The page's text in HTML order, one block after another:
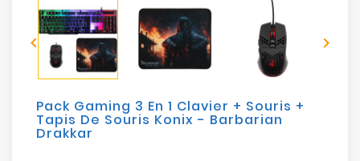
Sécurité
Mobilités
Loisirs
 
Pack Gaming 3 En 1 Clavier + Souris +
Tapis De Souris Konix - Barbarian
Drakkar